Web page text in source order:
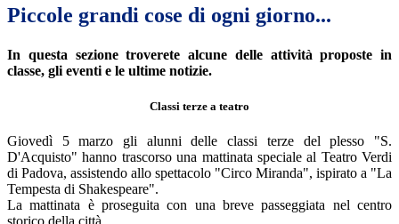
Piccole grandi cose di ogni giorno...
In questa sezione troverete alcune delle attività proposte in
classe, gli eventi e le ultime notizie.
Classi terze a teatro
Giovedì 5 marzo gli alunni delle classi terze del plesso "S.
D'Acquisto" hanno trascorso una mattinata speciale al Teatro Verdi
di Padova, assistendo allo spettacolo "Circo Miranda", ispirato a "La
Tempesta di Shakespeare".
La mattinata è proseguita con una breve passeggiata nel centro
storico della città.